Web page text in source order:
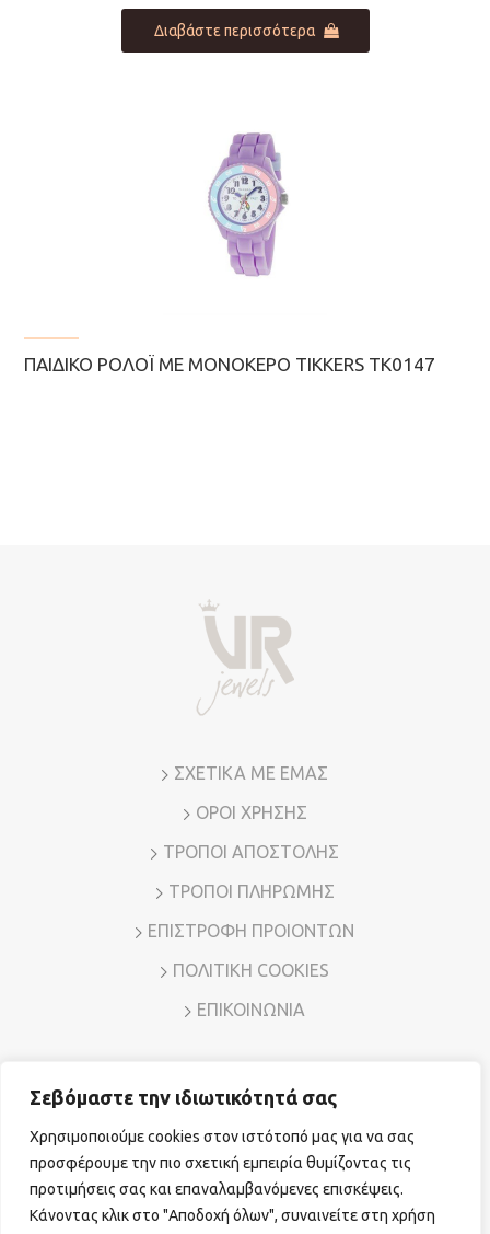
Σεβόμαστε την ιδιωτικότητά σας
Χρησιμοποιούμε cookies στον ιστότοπό μας για να σας
προσφέρουμε την πιο σχετική εμπειρία θυμίζοντας τις
προτιμήσεις σας και επαναλαμβανόμενες επισκέψεις.
Κάνοντας κλικ στο "Αποδοχή όλων", συναινείτε στη χρήση
Διαβάστε περισσότερα
ΠΑΙΔΙΚΌ ΡΟΛΌΙ ΜΕ ΜΟΝΌΚΕΡΟ TIKKERS TK0147
ΣΧΕΤΙΚΑ ΜΕ ΕΜΑΣ
ΟΡΟΙ ΧΡΗΣΗΣ
ΤΡΟΠΟΙ ΑΠΟΣΤΟΛΗΣ
ΤΡΟΠΟΙ ΠΛΗΡΩΜΗΣ
ΕΠΙΣΤΡΟΦΗ ΠΡΟΙΟΝΤΩΝ
ΠΟΛΙΤΙΚΗ COOKIES
ΕΠΙΚΟΙΝΩΝΙΑ
Διεύθυνση: Λ. Μεσογείων 7, Αμπελόκηποι – Αθήνα, Τ.Κ.
11526
Τηλ. Επικοινωνίας: 210 7794780E-mail:sales@vr-jewels.gr